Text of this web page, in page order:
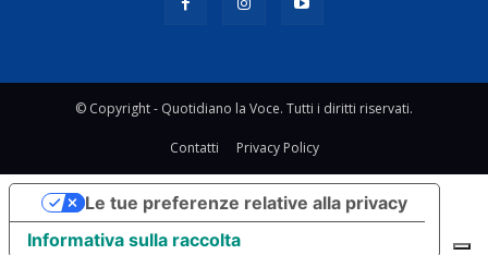
© Copyright - Quotidiano la Voce. Tutti i diritti riservati.
Contatti Privacy Policy
Informativa sulla raccolta
Le tue preferenze relative alla privacy